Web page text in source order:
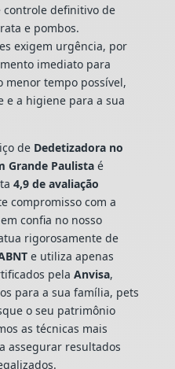
controle definitivo de
e pombos.
exigem urgência, por
imediato para
menor tempo possível,
e a higiene para a sua
de Dedetizadora no
Grande Paulistaé
4,9 de avaliação
compromisso com a
confia no nosso
rigorosamente de
e utiliza apenas
pela Anvisa,
para a sua família, pets
o seu patrimônio
as técnicas mais
assegurar resultados